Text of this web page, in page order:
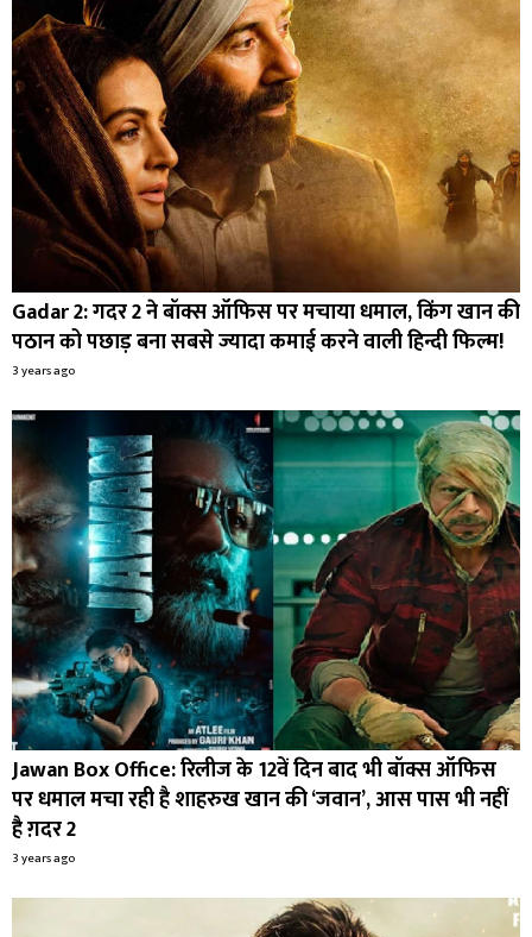
Gadar 2: गदर 2 ने बॉक्स ऑफिस पर मचाया धमाल, किंग खान की
पठान को पछाड़ बना सबसे ज्यादा कमाई करने वाली हिन्दी फिल्म!
3 years ago
Jawan Box Office: रिलीज के 12वें दिन बाद भी बॉक्स ऑफिस
पर धमाल मचा रही है शाहरुख खान की ‘जवान’, आस पास भी नहीं
है ग़दर 2
3 years ago